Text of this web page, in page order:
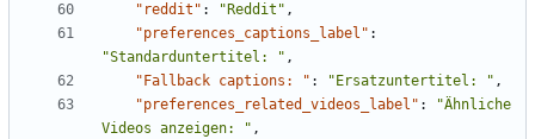
"reddit" : "Reddit" ,
"preferences_captions_label" :
"Standarduntertitel: " ,
"Fallback captions: " : "Ersatzuntertitel: " ,
"preferences_related_videos_label" :
"Ähnliche
Videos anzeigen: " ,